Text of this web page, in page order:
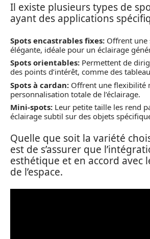
Il existe plusieurs types de
ayant des applications
Spots encastrables fixes: Offrent une
élégante, idéale pour un éclairage
Spots orientables: Permettent de
des points d’intérêt, comme des
Spots à cardan: Offrent une flexibilité
personnalisation totale de l’éclairage.
Mini-spots: Leur petite taille les rend
éclairage subtil sur des objets
Quelle que soit la variété
est de s’assurer que
esthétique et en accord avec
de l’espace.